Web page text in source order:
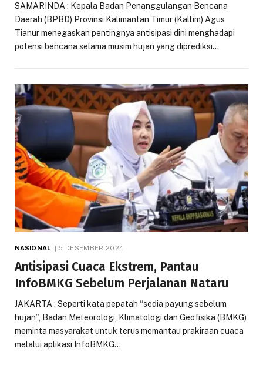
SAMARINDA : Kepala Badan Penanggulangan Bencana
Daerah (BPBD) Provinsi Kalimantan Timur (Kaltim) Agus
Tianur menegaskan pentingnya antisipasi dini menghadapi
potensi bencana selama musim hujan yang diprediksi…
NASIONAL 5 DESEMBER 2024
Antisipasi Cuaca Ekstrem, Pantau
InfoBMKG Sebelum Perjalanan Nataru
JAKARTA : Seperti kata pepatah “sedia payung sebelum
hujan”, Badan Meteorologi, Klimatologi dan Geofisika (BMKG)
meminta masyarakat untuk terus memantau prakiraan cuaca
melalui aplikasi InfoBMKG…